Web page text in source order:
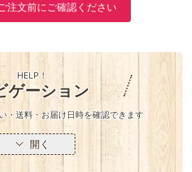
注文前にご確認ください
HELP！
ゲーション
・送料・お届け日時を確認できます
開く